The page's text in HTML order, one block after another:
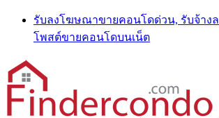
Skip
content
รับลงโฆษณาขายคอนโดด่วน, รับจ้าง
โพสต์ขายคอนโดบนเน็ต